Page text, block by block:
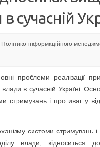
сучасній
Політико-інформаційного
проблеми реалізації
в сучасній Україні.
стримувань і противаг у
системи стримувань
влади, відноситься